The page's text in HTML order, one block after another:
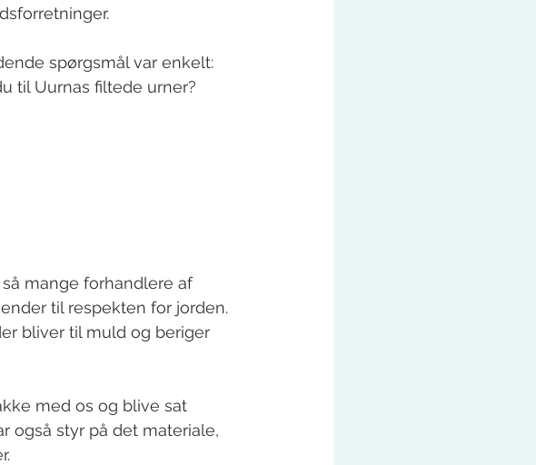
spørgsmål var enkelt:
til Uurnas filtede urner?
mange forhandlere af
til respekten for jorden.
bliver til muld og beriger
med os og blive sat
også styr på det materiale,